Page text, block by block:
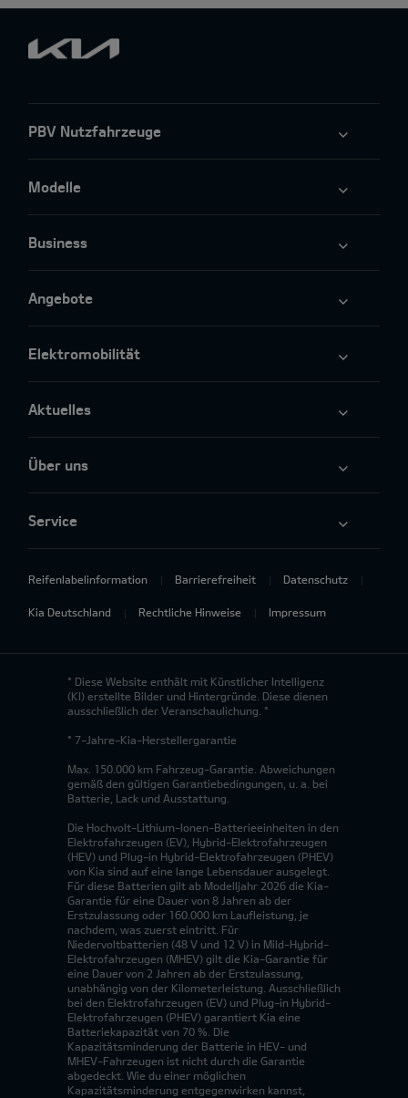
PBV Nutzfahrzeuge
Modelle
Business
Angebote
Elektromobilität
Aktuelles
Über uns
Service
Reifenlabelinformation Barrierefreiheit Datenschutz
Kia Deutschland Rechtliche Hinweise Impressum
* Diese Website enthält mit Künstlicher Intelligenz
(KI) erstellte Bilder und Hintergründe. Diese dienen
ausschließlich der Veranschaulichung. *
* 7-Jahre-Kia-Herstellergarantie
Max. 150.000 km Fahrzeug-Garantie. Abweichungen
gemäß den gültigen Garantiebedingungen, u. a. bei
Batterie, Lack und Ausstattung.
Die Hochvolt-Lithium-Ionen-Batterieeinheiten in den
Elektrofahrzeugen (EV), Hybrid-Elektrofahrzeugen
(HEV) und Plug-in Hybrid-Elektrofahrzeugen (PHEV)
von Kia sind auf eine lange Lebensdauer ausgelegt.
Für diese Batterien gilt ab Modelljahr 2026 die Kia-
Garantie für eine Dauer von 8 Jahren ab der
Erstzulassung oder 160.000 km Laufleistung, je
nachdem, was zuerst eintritt. Für
Niedervoltbatterien (48 V und 12 V) in Mild-Hybrid-
Elektrofahrzeugen (MHEV) gilt die Kia-Garantie für
eine Dauer von 2 Jahren ab der Erstzulassung,
unabhängig von der Kilometerleistung. Ausschließlich
bei den Elektrofahrzeugen (EV) und Plug-in Hybrid-
Elektrofahrzeugen (PHEV) garantiert Kia eine
Batteriekapazität von 70 %. Die
Kapazitätsminderung der Batterie in HEV- und
MHEV-Fahrzeugen ist nicht durch die Garantie
abgedeckt. Wie du einer möglichen
Kapazitätsminderung entgegenwirken kannst,